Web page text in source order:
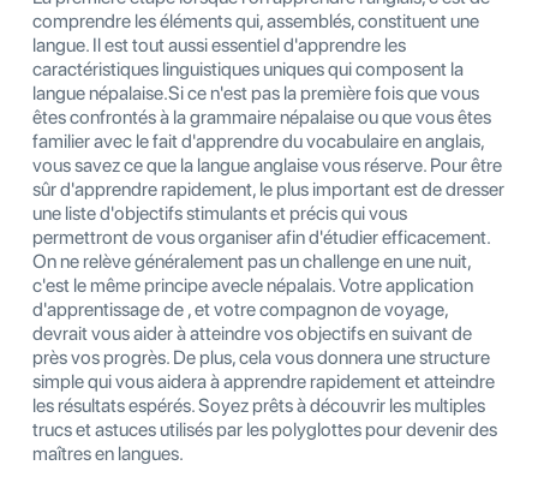
comprendre les éléments qui, assemblés, constituent une
langue. Il est tout aussi essentiel d'apprendre les
caractéristiques linguistiques uniques qui composent la
langue népalaise.Si ce n'est pas la première fois que vous
êtes confrontés à la grammaire népalaise ou que vous êtes
familier avec le fait d'apprendre du vocabulaire en anglais,
vous savez ce que la langue anglaise vous réserve. Pour être
sûr d'apprendre rapidement, le plus important est de dresser
une liste d'objectifs stimulants et précis qui vous
permettront de vous organiser afin d'étudier efficacement.
On ne relève généralement pas un challenge en une nuit,
c'est le même principe avecle népalais. Votre application
d'apprentissage de , et votre compagnon de voyage,
devrait vous aider à atteindre vos objectifs en suivant de
près vos progrès. De plus, cela vous donnera une structure
simple qui vous aidera à apprendre rapidement et atteindre
les résultats espérés. Soyez prêts à découvrir les multiples
trucs et astuces utilisés par les polyglottes pour devenir des
maîtres en langues.